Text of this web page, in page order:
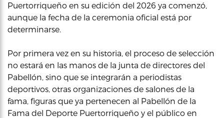
Puertorriqueño en su edición del 2026 ya comenzó,
aunque la fecha de la ceremonia oficial está por
determinarse.
Por primera vez en su historia, el proceso de selección
no estará en las manos de la junta de directores del
Pabellón, sino que se integrarán a periodistas
deportivos, otras organizaciones de salones de la
fama, figuras que ya pertenecen al Pabellón de la
Fama del Deporte Puertorriqueño y el público en